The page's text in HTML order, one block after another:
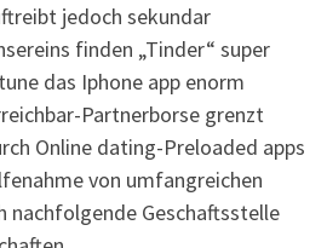
jedoch sekundar
finden „Tinder“ super
das Iphone app enorm
Partnerborse grenzt
Online dating-Preloaded apps
von umfangreichen
nachfolgende Geschaftsstelle